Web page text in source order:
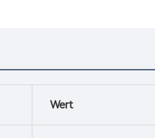
Wert